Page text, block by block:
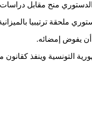
منح مقابل
ملحقة ترتيبيا
يفوض إمضائه.
التونسية وينفذ كقانون